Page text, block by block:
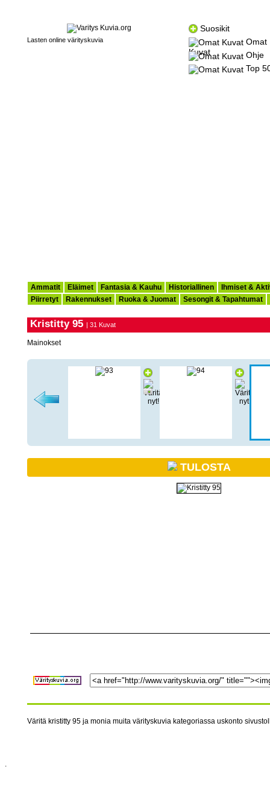
Lasten online värityskuvia
Suosikit
Omat
Kuvat
Ohje
Top
Ammatit Eläimet Fantasia & Kauhu Historiallinen
Ihmiset &
Piirretyt
Rakennukset Ruoka & Juomat Sesongit & Tapahtumat
Kristitty 95 | 31 Kuvat
Mainokset
TULOSTA
Väritä kristitty 95 ja monia muita värityskuvia kategoriassa uskonto
.